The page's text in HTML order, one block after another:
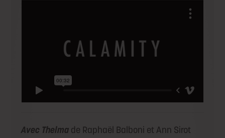
Avec Thelma de Raphaël Balboni et Ann Sirot